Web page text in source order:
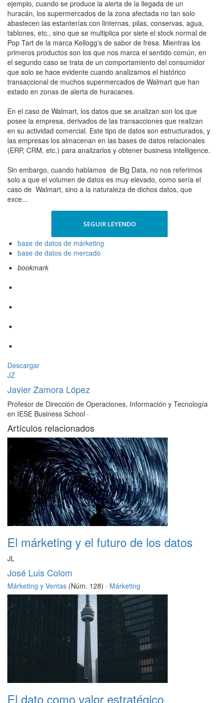
ejemplo, cuando se produce la alerta de la llegada de un
huracán, los supermercados de la zona afectada no tan solo
abastecen las estanterías con linternas, pilas, conservas, agua,
tablones, etc., sino que se multiplica por siete el stock normal de
Pop Tart de la marca Kellogg's de sabor de fresa. Mientras los
primeros productos son los que nos marca el sentido común, en
el segundo caso se trata de un comportamiento del consumidor
que solo se hace evidente cuando analizamos el histórico
transaccional de muchos supermercados de Walmart que han
estado en zonas de alerta de huracanes.
En el caso de Walmart, los datos que se analizan son los que
posee la empresa, derivados de las transacciones que realizan
en su actividad comercial. Este tipo de datos son estructurados, y
las empresas los almacenan en las bases de datos relacionales
(ERP, CRM, etc.) para analizarlos y obtener business intelligence.
Sin embargo, cuando hablamos de Big Data, no nos referimos
solo a que el volumen de datos es muy elevado, como sería el
caso de Walmart, sino a la naturaleza de dichos datos, que
exce...
SEGUIR LEYENDO
base de datos de márketing
base de datos de mercado
bookmark
Descargar
JZ
Javier Zamora López
Profesor de Dirección de Operaciones, Información y Tecnología
en IESE Business School ·
Artículos relacionados
El márketing y el futuro de los datos
JL
José Luis Colom
Márketing y Ventas (Núm. 128) · Márketing
El dato como valor estratégico